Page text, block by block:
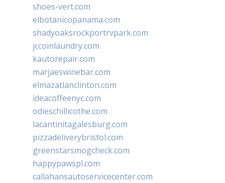
shoes-vert.com
elbotanicopanama.com
shadyoaksrockportrvpark.com
jccoinlaundry.com
kautorepair.com
marjaeswinebar.com
elmazatlanclinton.com
ideacoffeenyc.com
odieschillicothe.com
lacantinitagalesburg.com
pizzadeliverybristol.com
greenstarsmogcheck.com
happypawspl.com
callahansautoservicecenter.com